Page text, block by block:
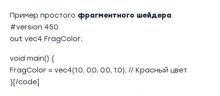
Пример простого фрагментного шейдера:
#version 450
out vec4 FragColor;
void main() {
FragColor = vec4(1.0, 0.0, 0.0, 1.0); // Красный цвет
}[/code]